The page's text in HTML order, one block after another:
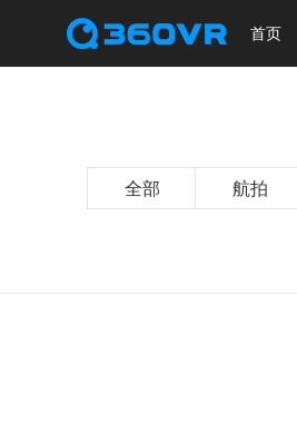
首页
全部 航拍